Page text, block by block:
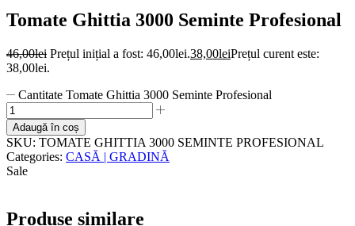
Tomate Ghittia 3000 Seminte Profesional
46,00lei Prețul inițial a fost: 46,00lei.38,00leiPrețul curent este:
38,00lei.
Cantitate Tomate Ghittia 3000 Seminte Profesional
Adaugă în coș
SKU: TOMATE GHITTIA 3000 SEMINTE PROFESIONAL
Categories: CASĂ | GRADINĂ
Sale
Produse similare